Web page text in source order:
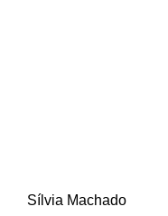
Sílvia Machado